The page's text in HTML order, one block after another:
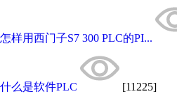
怎样用西门子S7 300 PLC的PI...
什么是软件PLC [11225]